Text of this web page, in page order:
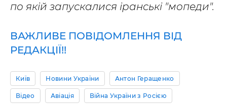
по якій запускалися іранські "мопеди".
ВАЖЛИВЕ ПОВІДОМЛЕННЯ ВІД
РЕДАКЦІЇ!!
Київ Новини України Антон Геращенко
Відео Авіація Війна України з Росією